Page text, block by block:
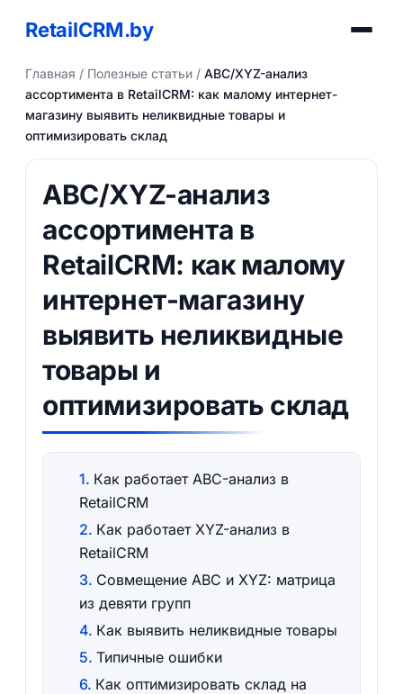
RetailCRM.by
Главная / Полезные статьи/ ABC/XYZ-анализ
ассортимента в RetailCRM: как малому интернет-
магазину выявить неликвидные товары и
оптимизировать склад
ABC/XYZ-анализ
ассортимента в
RetailCRM: как малому
интернет-магазину
выявить неликвидные
товары и
оптимизировать склад
Как работает ABC-анализ в
RetailCRM
Как работает XYZ-анализ в
RetailCRM
Совмещение ABC и XYZ: матрица
из девяти групп
Как выявить неликвидные товары
Типичные ошибки
Как оптимизировать склад на